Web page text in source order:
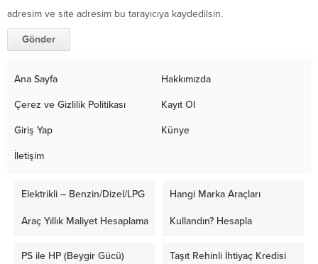
adresim ve site adresim bu tarayıcıya kaydedilsin.
Ana Sayfa Hakkımızda
Çerez ve Gizlilik Politikası Kayıt Ol
Giriş Yap Künye
İletişim
Elektrikli – Benzin/Dizel/LPG
Araç Yıllık Maliyet Hesaplama
Hangi Marka Araçları
Kullandın? Hesapla
PS ile HP (Beygir Gücü) Taşıt Rehinli İhtiyaç Kredisi